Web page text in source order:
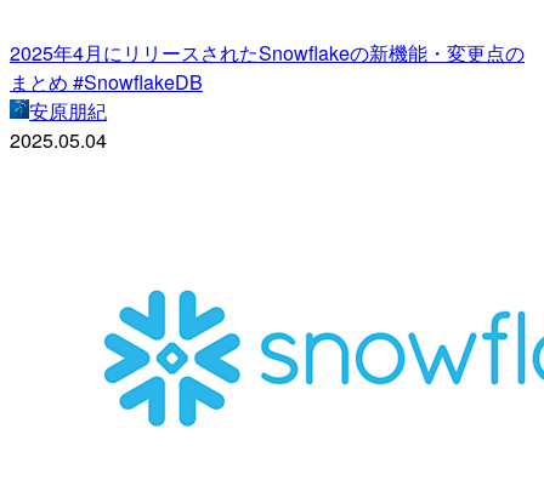
2025年4月にリリースされたSnowflakeの新機能・変更点の
まとめ #SnowflakeDB
安原朋紀
2025.05.04